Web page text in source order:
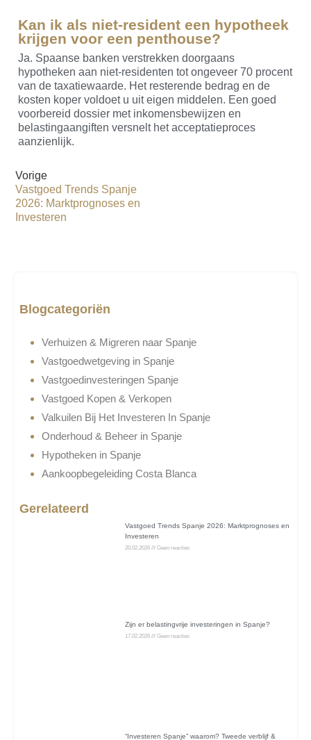
Kan ik als niet-resident een hypotheek
krijgen voor een penthouse?
Ja. Spaanse banken verstrekken doorgaans
hypotheken aan niet-residenten tot ongeveer 70 procent
van de taxatiewaarde. Het resterende bedrag en de
kosten koper voldoet u uit eigen middelen. Een goed
voorbereid dossier met inkomensbewijzen en
belastingaangiften versnelt het acceptatieproces
aanzienlijk.
Vorige
Vastgoed Trends Spanje
2026: Marktprognoses en
Investeren
Blogcategoriën
Verhuizen & Migreren naar Spanje
Vastgoedwetgeving in Spanje
Vastgoedinvesteringen Spanje
Vastgoed Kopen & Verkopen
Valkuilen Bij Het Investeren In Spanje
Onderhoud & Beheer in Spanje
Hypotheken in Spanje
Aankoopbegeleiding Costa Blanca
Gerelateerd
Vastgoed Trends Spanje 2026: Marktprognoses en
Investeren
20.02.2026 Geen reacties
Zijn er belastingvrije investeringen in Spanje?
17.02.2026 Geen reacties
“Investeren Spanje” waarom? Tweede verblijf &